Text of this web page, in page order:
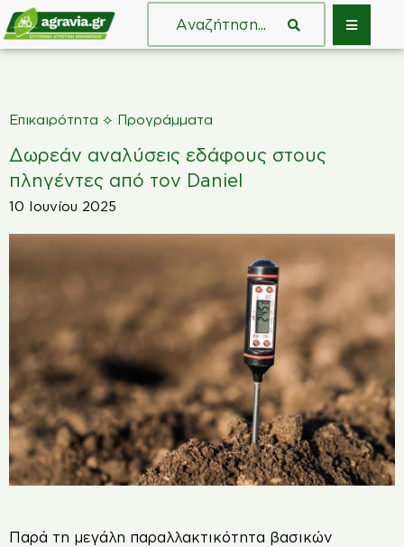
Επικαιρότητα ⟡ Προγράμματα
Δωρεάν αναλύσεις εδάφους στους
πληγέντες από τον Daniel
10 Ιουνίου 2025
Παρά τη μεγάλη παραλλακτικότητα βασικών